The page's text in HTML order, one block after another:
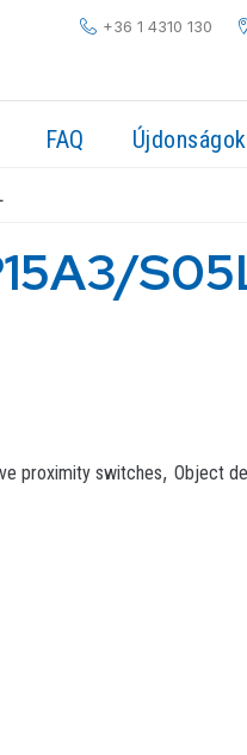
+36 1 4310 130
FAQ Újdonságok
proximity switches,Object